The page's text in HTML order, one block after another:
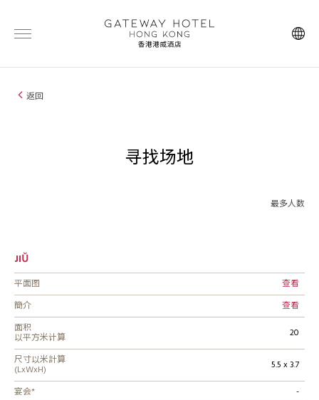
返回
寻找场地
最多人数
JIǓ
平面图
查看
簡介
查看
面积
以平方米计算
20
尺寸以米計算
(LxWxH)
5.5 x 3.7
宴会*
-